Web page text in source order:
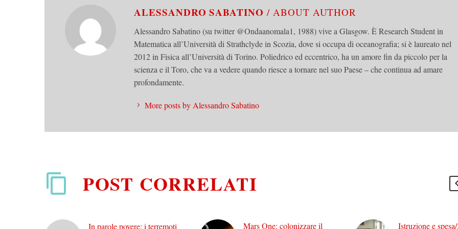
ALESSANDRO SABATINO / ABOUT AUTHOR
Alessandro Sabatino (su twitter @Ondaanomala1, 1988) vive a Glasgow. È Research Student in
Matematica all’Università di Strathclyde in Scozia, dove si occupa di oceanografia; si è laureato nel
2012 in Fisica all’Università di Torino. Poliedrico ed eccentrico, ha un amore fin da piccolo per la
scienza e il Toro, che va a vedere quando riesce a tornare nel suo Paese – che continua ad amare
profondamente.
More posts by Alessandro Sabatino
POST CORRELATI
In parole povere: i terremoti
Mars One: colonizzare il
Istruzione e